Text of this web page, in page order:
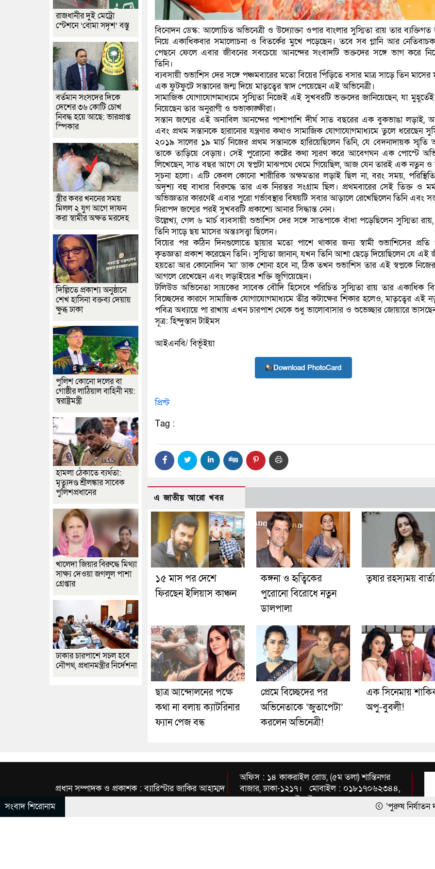
বিনোদন ডেস্ক: আলোচিত অভিনেত্রী ও উদ্যোক্তা ওপার বাংলার সুস্মিতা রায় তার
নিয়ে একাধিকবার সমালোচনা ও বিতর্কের মুখে পড়েছেন। তবে সব গ্লানি আর
পেছনে ফেলে এবার জীবনের সবচেয়ে আনন্দের সংবাদটি ভক্তদের সঙ্গে ভাগ করে
তিনি।
ব্যবসায়ী শুভাশিস দের সঙ্গে পঞ্চমবারের মতো বিয়ের পিঁড়িতে বসার মাত্র সাড়ে তিন মাসের
এক ফুটফুটে সন্তানের জন্ম দিয়ে মাতৃত্বের স্বাদ পেয়েছেন এই অভিনেত্রী।
সামাজিক যোগাযোগমাধ্যমে সুস্মিতা নিজেই এই সুখবরটি ভক্তদের জানিয়েছেন, যা
নিয়েছেন তার অনুরাগী ও শুভাকাঙ্ক্ষীরা।
সন্তান জন্মের এই অনাবিল আনন্দের পাশাপাশি দীর্ঘ সাত বছরের এক বুকভাঙা লড়াই,
এবং প্রথম সন্তানকে হারানোর যন্ত্রণার কথাও সামাজিক যোগাযোগমাধ্যমে তুলে ধরেছেন
২০১৯ সালের ১৯ মার্চ নিজের প্রথম সন্তানকে হারিয়েছিলেন তিনি, যে বেদনাদায়ক
তাকে তাড়িয়ে বেড়ায়। সেই পুরোনো কষ্টের কথা স্মরণ করে আবেগঘন এক পোস্টে
লিখেছেন, সাত বছর আগে যে স্বপ্নটা মাঝপথে থেমে গিয়েছিল, আজ যেন তারই এক নতুন ও
সূচনা হলো। এটি কেবল কোনো শারীরিক অক্ষমতার লড়াই ছিল না, বরং সময়,
অদৃশ্য বহু বাধার বিরুদ্ধে তার এক নিরন্তর সংগ্রাম ছিল। প্রথমবারের সেই তিক্ত ও
অভিজ্ঞতার কারণেই এবার পুরো গর্ভাবস্থার বিষয়টি সবার আড়ালে রেখেছিলেন তিনি এবং
নিরাপদ জন্মের পরই সুখবরটি প্রকাশ্যে আনার সিদ্ধান্ত নেন।
উল্লেখ্য, গেল ৬ মার্চ ব্যবসায়ী শুভাশিস দের সঙ্গে সাতপাকে বাঁধা পড়েছিলেন সুস্মিতা
তিনি সাড়ে ছয় মাসের অন্তঃসত্ত্বা ছিলেন।
বিয়ের পর কঠিন দিনগুলোতে ছায়ার মতো পাশে থাকার জন্য স্বামী শুভাশিসের প্রতি
কৃতজ্ঞতা প্রকাশ করেছেন তিনি। সুস্মিতা জানান, যখন তিনি আশা ছেড়ে দিয়েছিলেন যে এই
হয়তো আর কোনোদিন ‘মা’ ডাক শোনা হবে না, ঠিক তখন শুভাশিস তার এই স্বপ্নকে
আগলে রেখেছেন এবং লড়াইয়ের শক্তি জুগিয়েছেন।
টলিউড অভিনেতা সায়কের সাবেক বৌদি হিসেবে পরিচিত সুস্মিতা রায় তার একাধিক
বিচ্ছেদের কারণে সামাজিক যোগাযোগমাধ্যমে তীব্র কটাক্ষের শিকার হলেও, মাতৃত্বের এই
পবিত্র অধ্যায়ে পা রাখায় এখন চারপাশ থেকে শুধু ভালোবাসার ও শুভেচ্ছার জোয়ারে
সূত্র: হিন্দুস্তান টাইমস
আইএনবি/ বিভূঁইয়া
Download PhotoCard
প্রিন্ট
Tag :
এ জাতীয় আরো খবর
১৫ মাস পর দেশে
ফিরছেন ইলিয়াস কাঞ্চন
কঙ্গনা ও হৃত্বিকের
পুরোনো বিরোধে নতুন
ডালপালা
তৃষার রহস্যময় বার্তা
ছাত্র আন্দোলনের পক্ষে
কথা না বলায় ক্যাটরিনার
ফ্যান পেজ বন্ধ
প্রেমে বিচ্ছেদের পর
অভিনেতাকে ‘জুতাপেটা’
করলেন অভিনেত্রী!
এক সিনেমায়
অপু-বুবলী!
রাজধানীর দুই মেট্রো
স্টেশনে ‘বোমা সদৃশ’ বস্তু
বর্তমান সংসদের দিকে
দেশের ৩৬ কোটি চোখ
নিবদ্ধ হয়ে আছে: ভারপ্রাপ্ত
স্পিকার
স্ত্রীর কবর খননের সময়
মিলল ২ যুগ আগে দাফন
করা স্বামীর অক্ষত মরদেহ
দিল্লিতে প্রকাশ্য অনুষ্ঠানে
শেখ হাসিনা বক্তব্য দেয়ায়
ক্ষুব্ধ ঢাকা
পুলিশ কোনো দলের বা
গোষ্ঠীর লাঠিয়াল বাহিনী নয়:
স্বরাষ্ট্রমন্ত্রী
হামলা ঠেকাতে ব্যর্থতা:
মৃত্যুদণ্ড শ্রীলঙ্কার সাবেক
পুলিশপ্রধানের
খালেদা জিয়ার বিরুদ্ধে মিথ্যা
সাক্ষ্য দেওয়া জগলুল পাশা
গ্রেপ্তার
ঢাকার চারপাশে সচল হবে
নৌপথ, প্রধানমন্ত্রীর নির্দেশনা
প্রধান সম্পাদক ও প্রকাশক : ব্যারিস্টার জাকির আহাম্মদ
অফিস : ১৪ কাকরাইল রোড, (৫ম তলা) শান্তিনগর
বাজার, ঢাকা-১২১৭। মোবাইল : ০১৮১৭০৬২৩৪৪,
০১৭১২৩৫৭১৫৪ ইমেইল :
সংবাদ শিরোনাম ‘পুরুষ নির্যাতন দমন ও